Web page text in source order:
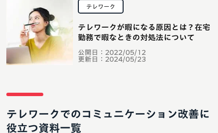
テレワーク
公開日： 2022/05/12
更新日： 2024/05/23
テレワークが暇になる原因とは？在宅
勤務で暇なときの対処法について
テレワークでのコミュニケーション改善に
役立つ資料一覧